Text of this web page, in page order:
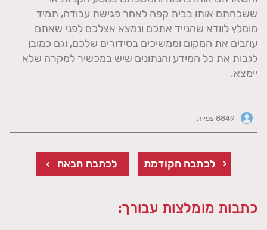
ששכחתם אותו בבית קפה לאחר פגישת עבודה, תמיד
מומלץ לוודא שהנייד אתכם ונמצא אצלכם לפני שאתם
עוזבים את המקום וממשיכים בסידורים שלכם, וגם כמובן
לגבות את כל המידע והנתונים שיש במכשיר למקרה שלא
יימצא.
לכתבה הקודמת לכתבה הבאה
כתבות מומלצות עבורך: